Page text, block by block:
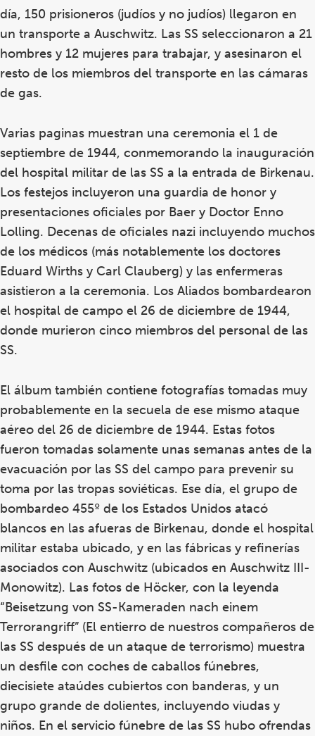
día, 150 prisioneros (judíos y no judíos) llegaron en
un transporte a Auschwitz. Las SS seleccionaron a 21
hombres y 12 mujeres para trabajar, y asesinaron el
resto de los miembros del transporte en las cámaras
de gas.
Varias paginas muestran una ceremonia el 1 de
septiembre de 1944, conmemorando la inauguración
del hospital militar de las SS a la entrada de Birkenau.
Los festejos incluyeron una guardia de honor y
presentaciones oficiales por Baer y Doctor Enno
Lolling. Decenas de oficiales nazi incluyendo muchos
de los médicos (más notablemente los doctores
Eduard Wirths y Carl Clauberg) y las enfermeras
asistieron a la ceremonia. Los Aliados bombardearon
el hospital de campo el 26 de diciembre de 1944,
donde murieron cinco miembros del personal de las
SS.
El álbum también contiene fotografías tomadas muy
probablemente en la secuela de ese mismo ataque
aéreo del 26 de diciembre de 1944. Estas fotos
fueron tomadas solamente unas semanas antes de la
evacuación por las SS del campo para prevenir su
toma por las tropas soviéticas. Ese día, el grupo de
bombardeo 455º de los Estados Unidos atacó
blancos en las afueras de Birkenau, donde el hospital
militar estaba ubicado, y en las fábricas y refinerías
asociados con Auschwitz (ubicados en Auschwitz III-
Monowitz). Las fotos de Höcker, con la leyenda
“Beisetzung von SS-Kameraden nach einem
Terrorangriff” (El entierro de nuestros compañeros de
las SS después de un ataque de terrorismo) muestra
un desfile con coches de caballos fúnebres,
diecisiete ataúdes cubiertos con banderas, y un
grupo grande de dolientes, incluyendo viudas y
niños. En el servicio fúnebre de las SS hubo ofrendas